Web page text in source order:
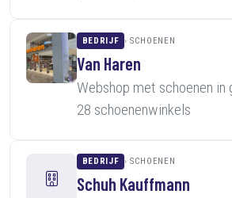
BEDRIJF SCHOENEN
Van Haren
Webshop met schoenen in
28 schoenenwinkels
BEDRIJF SCHOENEN
Schuh Kauffmann